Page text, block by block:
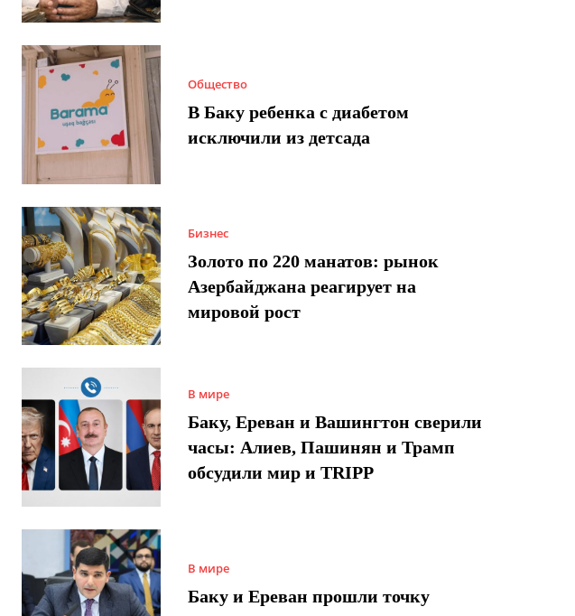
Общество
В Баку ребенка с диабетом
исключили из детсада
Бизнес
Золото по 220 манатов: рынок
Азербайджана реагирует на
мировой рост
В мире
Баку, Ереван и Вашингтон сверили
часы: Алиев, Пашинян и Трамп
обсудили мир и TRIPP
В мире
Баку и Ереван прошли точку